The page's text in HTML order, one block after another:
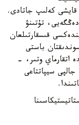
قايشى كەلىپ جاتادى.
تۇتىنۋ
قىسقارتىلعان
باستى
اتقارماي وتىر، -
سيپاتتاعى